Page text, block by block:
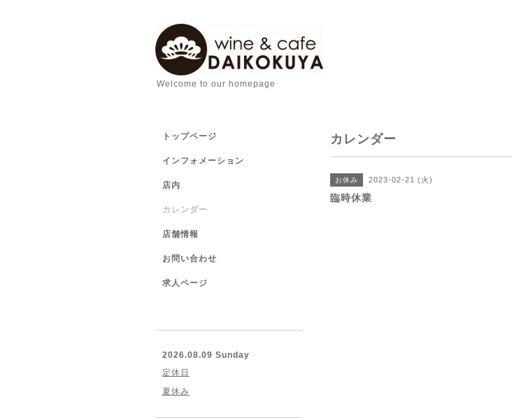
Welcome to our homepage
カレンダー
お休み 2023-02-21 (火)
臨時休業
トップページ
インフォメーション
店内
カレンダー
店舗情報
お問い合わせ
求人ページ
2026.08.09 Sunday
定休日
夏休み